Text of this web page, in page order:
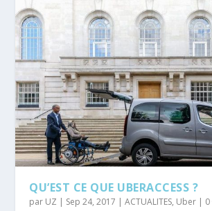
QU’EST CE QUE UBERACCESS ?
par UZ | Sep 24, 2017 |ACTUALITES, Uber | 0